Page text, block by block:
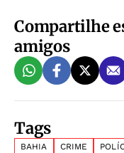
Compartilhe
amigos
Tags
BAHIA CRIME